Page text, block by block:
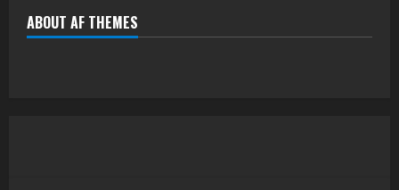
ABOUT AF THEMES